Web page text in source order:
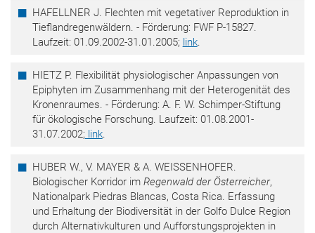
HAFELLNER J. Flechten mit vegetativer Reproduktion in
Tieflandregenwäldern. - Förderung: FWF P-15827.
Laufzeit: 01.09.2002-31.01.2005; link.
HIETZ P. Flexibilität physiologischer Anpassungen von
Epiphyten im Zusammenhang mit der Heterogenität des
Kronenraumes. - Förderung: A. F. W. Schimper-Stiftung
für ökologische Forschung. Laufzeit: 01.08.2001-
31.07.2002; link.
HUBER W., V. MAYER & A. WEISSENHOFER.
Biologischer Korridor im Regenwald der Österreicher,
Nationalpark Piedras Blancas, Costa Rica. Erfassung
und Erhaltung der Biodiversität in der Golfo Dulce Region
durch Alternativkulturen und Aufforstungsprojekten in